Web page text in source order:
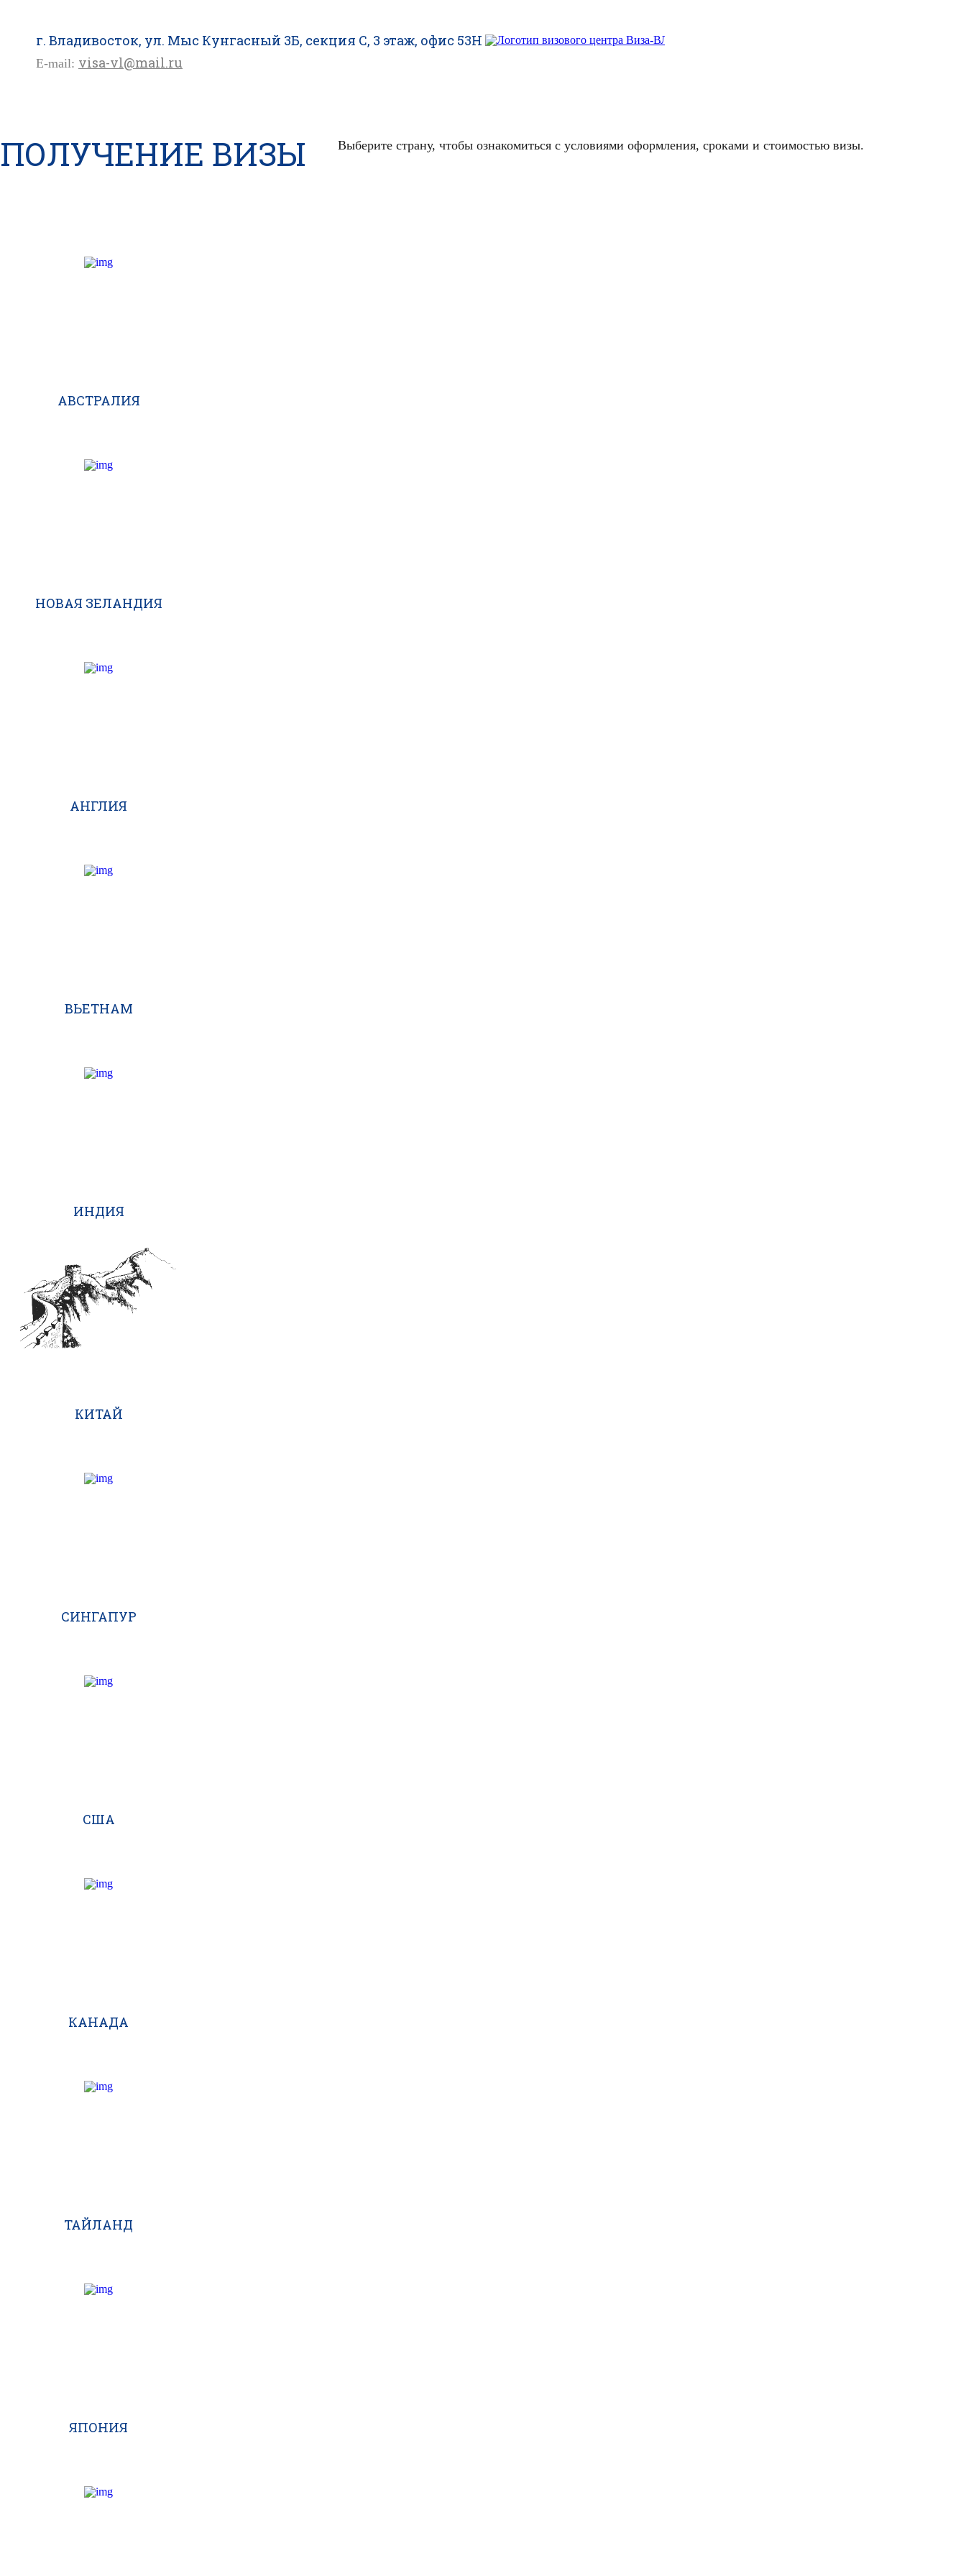
г. Владивосток, ул. Мыс Кунгасный 3Б, секция С, 3 этаж, офис 53H
E-mail: visa-vl@mail.ru
ПОЛУЧЕНИЕ ВИЗЫ Выберите страну, чтобы ознакомиться с условиями оформления, сроками и стоимостью визы.
АВСТРАЛИЯ
НОВАЯ ЗЕЛАНДИЯ
АНГЛИЯ
ВЬЕТНАМ
ИНДИЯ
КИТАЙ
СИНГАПУР
США
КАНАДА
ТАЙЛАНД
ЯПОНИЯ